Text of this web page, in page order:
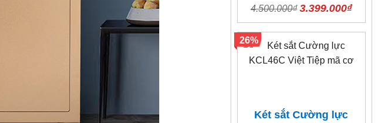
4.500.000₫ 3.399.000₫
Két sắt Cường lực
26%